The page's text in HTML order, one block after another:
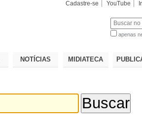
Cadastre-se YouTube
apenas
NOTÍCIAS MIDIATECA